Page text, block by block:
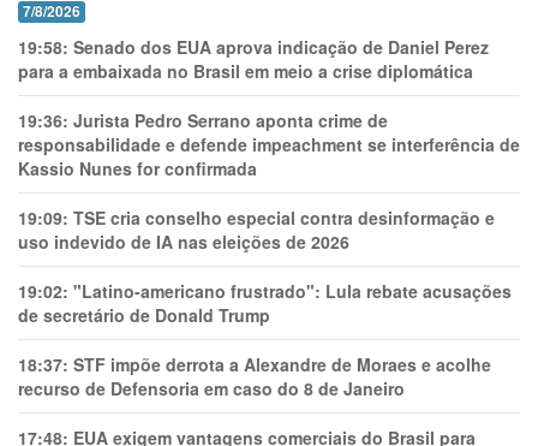
7/8/2026
19:58: Senado dos EUA aprova indicação de Daniel Perez
para a embaixada no Brasil em meio a crise diplomática
19:36: Jurista Pedro Serrano aponta crime de
responsabilidade e defende impeachment se interferência de
Kassio Nunes for confirmada
19:09: TSE cria conselho especial contra desinformação e
uso indevido de IA nas eleições de 2026
19:02: "Latino-americano frustrado": Lula rebate acusações
de secretário de Donald Trump
18:37: STF impõe derrota a Alexandre de Moraes e acolhe
recurso de Defensoria em caso do 8 de Janeiro
17:48: EUA exigem vantagens comerciais do Brasil para